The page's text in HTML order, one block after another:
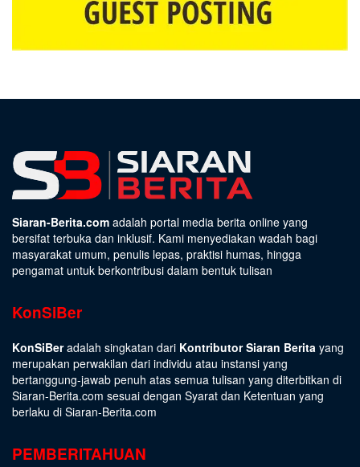
Siaran-Berita.com adalah portal media berita online yang
bersifat terbuka dan inklusif. Kami menyediakan wadah bagi
masyarakat umum, penulis lepas, praktisi humas, hingga
pengamat untuk berkontribusi dalam bentuk tulisan
KonSiBer
KonSiBeradalah singkatan dari Kontributor Siaran Berita yang
merupakan perwakilan dari individu atau instansi yang
bertanggung-jawab penuh atas semua tulisan yang diterbitkan di
Siaran-Berita.com sesuai dengan Syarat dan Ketentuan yang
berlaku di Siaran-Berita.com
PEMBERITAHUAN